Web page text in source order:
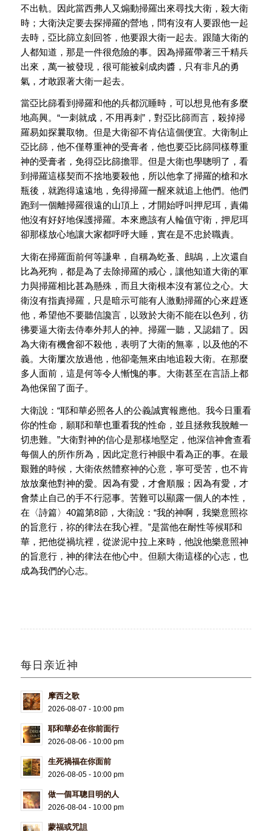
不出軌。因此當西弗人又煽動掃羅出來尋找大衛，殺大衛
時；大衛決定要去探掃羅的營地，問有沒有人要跟他一起
去時，亞比篩立刻回答，他要跟大衛一起去。跟隨大衛的
人都知道，那是一件很危險的事。因為掃羅帶著三千精兵
出來，萬一被發現，很可能被剁成肉醬，只有非凡的勇
氣，才敢跟著大衛一起去。
當亞比篩看到掃羅和他的兵都沉睡時，可以想見他有多麼
地高興。“一刺就成，不用再刺”，對亞比篩而言，殺掉掃
羅易如探曩取物。但是大衛卻不肯佔這個便宜。大衛制止
亞比篩，他不僅尊重神的受膏者，他也要亞比篩同樣尊重
神的受膏者，免得亞比篩擔罪。但是大衛也學聰明了，看
到掃羅這樣契而不捨地要殺他，所以他拿了掃羅的槍和水
瓶後，就跑得遠遠地，免得掃羅一醒來就追上他們。他們
跑到一個離掃羅很遠的山頂上，才開始呼叫押尼珥，責備
他沒有好好地保護掃羅。本來應該有人輪值守衛，押尼珥
卻那樣放心地讓大家都呼呼大睡，實在是不忠於職責。
大衛在掃羅面前何等謙卑，自稱為虼蚤、鷓鴣，上次還自
比為死狗，都是為了去除掃羅的戒心，讓他知道大衛的軍
力與掃羅相比甚為懸殊，而且大衛根本沒有篡位之心。大
衛沒有指責掃羅，只是暗示可能有人激動掃羅的心來趕逐
他，希望他不要聽信讒言，以致於大衛不能在以色列，彷
彿要逼大衛去侍奉外邦人的神。掃羅一聽，又認錯了。因
為大衛有機會卻不殺他，表明了大衛的無辜，以及他的不
義。大衛屢次放過他，他卻毫無來由地追殺大衛。在那麼
多人面前，這是何等令人慚愧的事。大衛甚至在言語上都
為他保留了面子。
大衛說：“耶和華必照各人的公義誠實報應他。我今日重看
你的性命，願耶和華也重看我的性命，並且拯救我脫離一
切患難。”大衛對神的信心是那樣地堅定，他深信神會查看
每個人的所作所為，因此定意行神眼中看為正的事。在最
艱難的時候，大衛依然體察神的心意，寧可受苦，也不肯
放放棄他對神的愛。因為有愛，才會順服；因為有愛，才
會禁止自己的手不行惡事。苦難可以顯露一個人的本性，
在〈詩篇〉40篇第8節，大衛說：“我的神啊，我樂意照祢
的旨意行，祢的律法在我心裡。”是當他在耐性等候耶和
華，把他從禍坑裡，從淤泥中拉上來時，他說他樂意照神
的旨意行，神的律法在他心中。但願大衛這樣的心志，也
成為我們的心志。
每日亲近神
摩西之歌
2026-08-07 - 10:00 pm
耶和華必在你前面行
2026-08-06 - 10:00 pm
生死禍福在你面前
2026-08-05 - 10:00 pm
做一個耳聰目明的人
2026-08-04 - 10:00 pm
蒙福或咒詛